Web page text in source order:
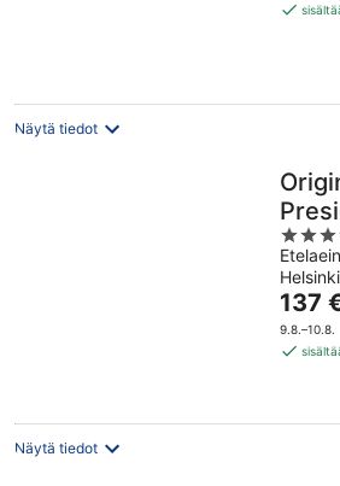
130 €
Näytä tiedot
4
out
of
5
Helsinki
Hinta
on
137 €
137
9.8.–10.8.
Näytä tiedot